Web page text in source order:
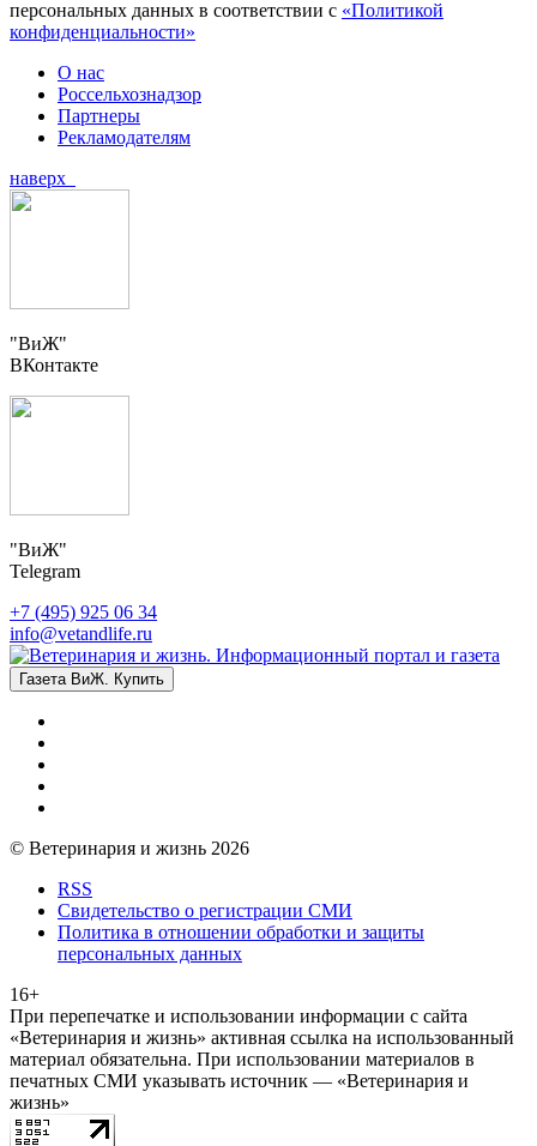
персональных данных в соответствии с «Политикой
конфиденциальности»
О нас
Россельхознадзор
Партнеры
Рекламодателям
наверх
"ВиЖ"
ВКонтакте
"ВиЖ"
Telegram
+7 (495) 925 06 34
info@vetandlife.ru
Газета ВиЖ. Купить
© Ветеринария и жизнь 2026
RSS
Свидетельство о регистрации СМИ
Политика в отношении обработки и защиты
персональных данных
16+
При перепечатке и использовании информации с сайта
«Ветеринария и жизнь» активная ссылка на использованный
материал обязательна. При использовании материалов в
печатных СМИ указывать источник — «Ветеринария и
жизнь»